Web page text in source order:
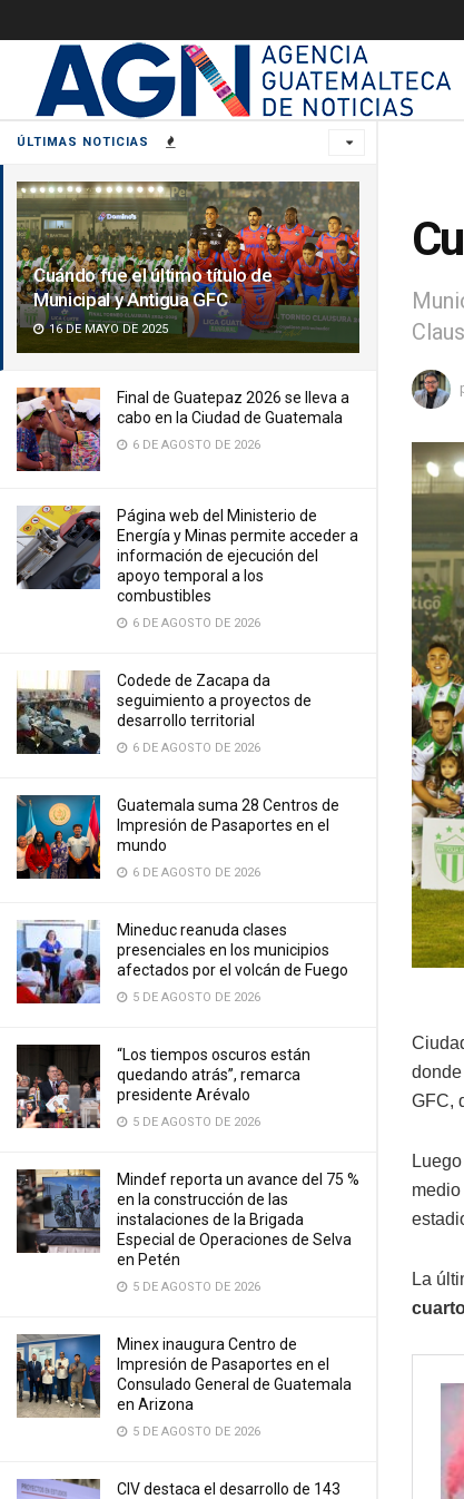
ÚLTIMAS NOTICIAS
Cuándo fue el último título de
Municipal y Antigua GFC
16 DE MAYO DE 2025
Final de Guatepaz 2026 se lleva a
cabo en la Ciudad de Guatemala
6 DE AGOSTO DE 2026
Página web del Ministerio de
Energía y Minas permite acceder a
información de ejecución del
apoyo temporal a los
combustibles
6 DE AGOSTO DE 2026
Codede de Zacapa da
seguimiento a proyectos de
desarrollo territorial
6 DE AGOSTO DE 2026
Guatemala suma 28 Centros de
Impresión de Pasaportes en el
mundo
6 DE AGOSTO DE 2026
Mineduc reanuda clases
presenciales en los municipios
afectados por el volcán de Fuego
5 DE AGOSTO DE 2026
“Los tiempos oscuros están
quedando atrás”, remarca
presidente Arévalo
5 DE AGOSTO DE 2026
Mindef reporta un avance del 75 %
en la construcción de las
instalaciones de la Brigada
Especial de Operaciones de Selva
en Petén
5 DE AGOSTO DE 2026
Minex inaugura Centro de
Impresión de Pasaportes en el
Consulado General de Guatemala
en Arizona
5 DE AGOSTO DE 2026
CIV destaca el desarrollo de 143
GFC,
La